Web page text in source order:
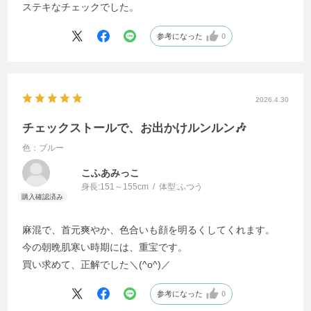
ステキなチェックでした。
参考になった 0
2026.4.30
チェックストールで、お出かけルンルン🎶
色：ブルー
こふあみっこ
身長:151～155cm 体型:ふつう
麻混で、首元爽やか、色合いも顔を明るくしてくれます。
今の朝晩肌寒い時期には、重宝です。
買い求めて、正解でした＼(^o^)／
参考になった 0